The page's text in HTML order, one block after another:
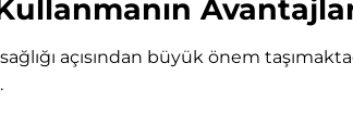
açısından büyük önem